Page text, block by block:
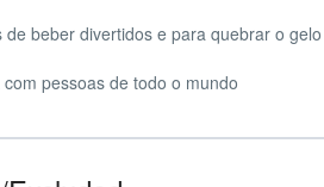
de beber divertidos e para quebrar o gelo
com pessoas de todo o mundo